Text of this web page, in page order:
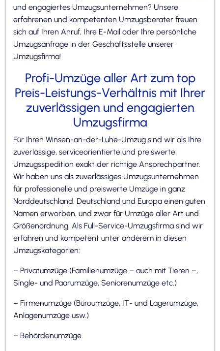
und engagiertes Umzugsunternehmen? Unsere
erfahrenen und kompetenten Umzugsberater freuen
sich auf Ihren Anruf, Ihre E-Mail oder Ihre persönliche
Umzugsanfrage in der Geschäftsstelle unserer
Umzugsfirma!
Profi-Umzüge aller Art zum top
Preis-Leistungs-Verhältnis mit Ihrer
zuverlässigen und engagierten
Umzugsfirma
Für Ihren Winsen-an-der-Luhe-Umzug sind wir als Ihre
zuverlässige, serviceorientierte und preiswerte
Umzugsspedition exakt der richtige Ansprechpartner.
Wir haben uns als zuverlässiges Umzugsunternehmen
für professionelle und preiswerte Umzüge in ganz
Norddeutschland, Deutschland und Europa einen guten
Namen erworben, und zwar für Umzüge aller Art und
Größenordnung. Als Full-Service-Umzugsfirma sind wir
erfahren und kompetent unter anderem in diesen
Umzugskategorien:
– Privatumzüge (Familienumzüge – auch mit Tieren –,
Single- und Paarumzüge, Seniorenumzüge etc.)
– Firmenumzüge (Büroumzüge, IT- und Lagerumzüge,
Anlagenumzüge usw.)
– Behördenumzüge